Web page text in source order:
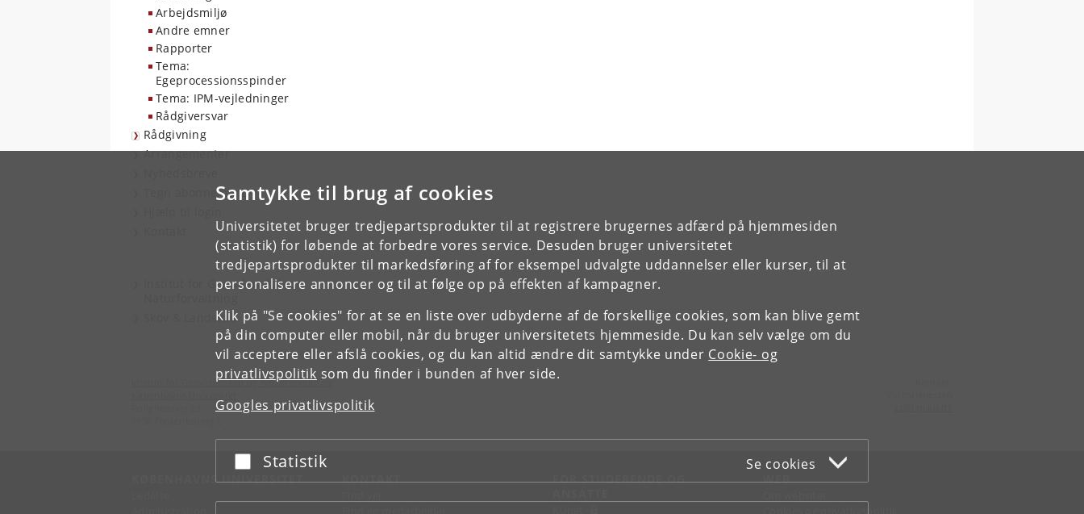
Samtykke til brug af cookies
Universitetet bruger tredjepartsprodukter til at registrere brugernes adfærd på hjemmesiden
(statistik) for løbende at forbedre vores service. Desuden bruger universitetet
tredjepartsprodukter til markedsføring af for eksempel udvalgte uddannelser eller kurser, til at
personalisere annoncer og til at følge op på effekten af kampagner.
Klik på "Se cookies" for at se en liste over udbyderne af de forskellige cookies, som kan blive gemt
på din computer eller mobil, når du bruger universitetets hjemmeside. Du kan selv vælge om du
vil acceptere eller afslå cookies, og du kan altid ændre dit samtykke under Cookie- og
privatlivspolitik som du finder i bunden af hver side.
Googles privatlivspolitik
Acceptér eller afslå
Statistik Se cookies
Arbejdsmiljø
Andre emner
Rapporter
Tema:
Egeprocessionsspinder
Tema: IPM-vejledninger
Rådgiversvar
Rådgivning
Arrangementer
Tegn abonnement
Institut for Geovidenskab og
Skov & Landskab
Institut for Geovidenskab og Naturforvaltning
KØBENHAVNS UNIVERSITET KONTAKT
FOR STUDERENDE OG
WEB